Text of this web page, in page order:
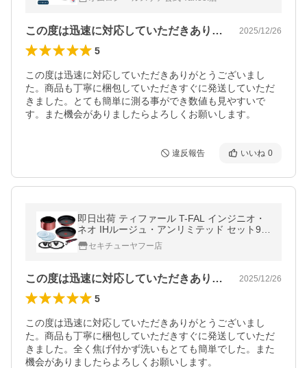
ホ連動
この度は迅速に対応していただきありがと… 2025/12/26
5
この度は迅速に対応していただきありがとうございまし
た。商品も丁寧に梱包していただきすぐに発送していただ
きました。とても簡単に測る事ができ数値も見やすいで
す。また機会がありましたらよろしくお願いします。
違反報告 いいね 0
即日出荷 ティファール T-FAL インジニオ・
ネオ IHルージュ・アンリミテッド セット9 L
38392 鍋 フライパンセット ガス火・IH対応
セキチューヤフー店
この度は迅速に対応していただきありがと… 2025/12/26
5
この度は迅速に対応していただきありがとうございまし
た。商品も丁寧に梱包していただきすぐに発送していただ
きました。全く焦げ付かず洗いもとても簡単でした。また
機会がありましたらよろしくお願いします。